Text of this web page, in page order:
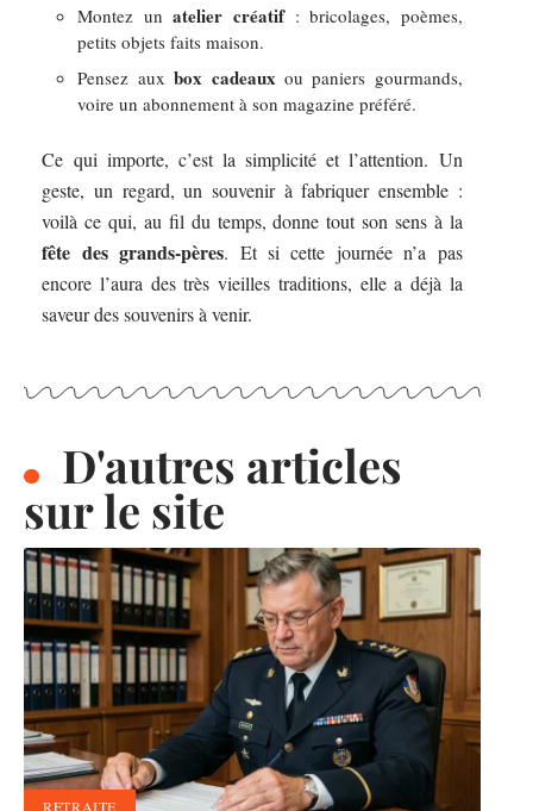
Montez unatelier créatif: bricolages, poèmes,
petits objets faits maison.
Pensez auxbox cadeauxou paniers gourmands,
voire un abonnement à son magazine préféré.
Ce qui importe, c’est la simplicité et l’attention. Un
geste, un regard, un souvenir à fabriquer ensemble :
voilà ce qui, au fil du temps, donne tout son sens à la
fête des grands-pères. Et si cette journée n’a pas
encore l’aura des très vieilles traditions, elle a déjà la
saveur des souvenirs à venir.
D'autres articles
sur le site
RETRAITE